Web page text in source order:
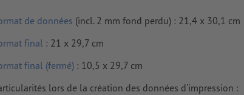
de données (incl. 2 mm fond perdu) : 21,4 x 30,1 cm
final : 21 x 29,7 cm
final (fermé) : 10,5 x 29,7 cm
lors de la création des données d'impression :